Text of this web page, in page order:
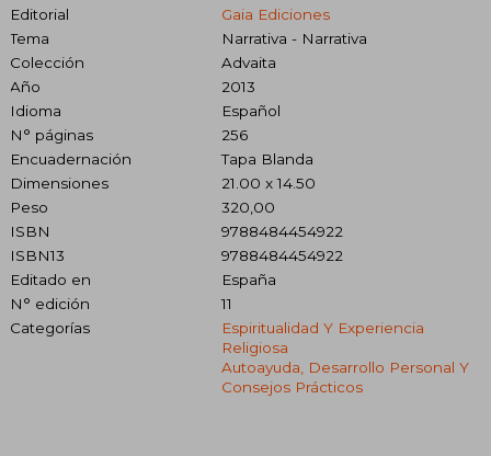
Editorial
Gaia Ediciones
Tema
Narrativa - Narrativa
Colección
Advaita
Año
2013
Idioma
Español
N° páginas
256
Encuadernación
Tapa Blanda
Dimensiones
21.00 x 14.50
Peso
320,00
ISBN
9788484454922
ISBN13
9788484454922
Editado en
España
N° edición
11
Categorías
Espiritualidad Y Experiencia
Religiosa
Autoayuda, Desarrollo Personal Y
Consejos Prácticos